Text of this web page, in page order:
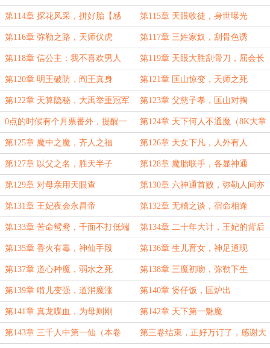
山
第114章 探花风采，拼好胎【感
谢“乱乱步”的盟主】
第115章 天眼收徒，身世曝光
第116章 弥勒之路，天师伏虎 第117章 三姓家奴，刮骨色诱
第118章 信公主：我不喜欢男人 第119章 天眼大胜刮骨刀，屈会长
寄出的一封信
第120章 明王破防，阎王真身 第121章 匡山惊变，天师之死
第122章 天算隐秘，大禹举重冠军 第123章 父慈子孝，匡山对掏
0点的时候有个月票番外，提醒一
下大家
第124章 天下何人不通魔（8K大章
求月票）
第125章 魔中之魔，齐人之福 第126章 天女下凡，人外有人
第127章 以父之名，胜天半子 第128章 魔胎联手，各显神通
第129章 对母亲用天眼查 第130章 六神通首败，弥勒人间亦
有敌
第131章 王妃夜会永昌帝 第132章 无稽之谈，宿命相逢
第133章 苦命鸳鸯，千面不打低端
局
第134章 二十年大计，王妃的背后
第135章 香火有毒，神仙手段 第136章 生儿育女，神足通现
第137章 道心种魔，弱水之死 第138章 三魔初吻，弥勒下生
第139章 啃儿变强，道消魔涨 第140章 煲仔饭，匡炉出
第141章 真龙喋血，为母则刚 第142章 天下第一魅魔
第143章 三千人中第一仙（本卷 第三卷结束，正好万订了，感谢大